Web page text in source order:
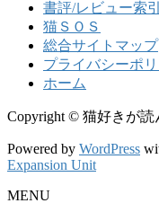
書評/レビュー索引
猫ＳＯＳ
総合サイトマップ
プライバシーポ
ホーム
Copyright © 猫好きが読
Powered by WordPress
Expansion Unit
MENU